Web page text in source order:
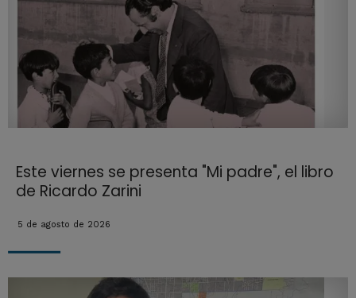
Este viernes se presenta "Mi padre", el libro
de Ricardo Zarini
5 de agosto de 2026